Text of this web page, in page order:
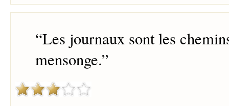
“Les journaux sont les
mensonge.”